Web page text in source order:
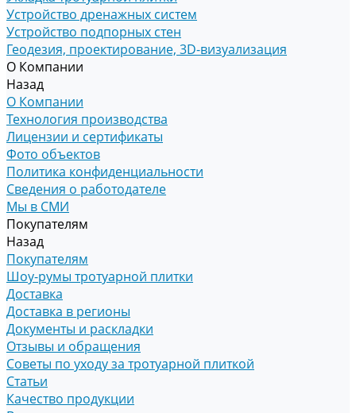
Устройство дренажных систем
Устройство подпорных стен
Геодезия, проектирование, 3D-визуализация
О Компании
Назад
О Компании
Технология производства
Лицензии и сертификаты
Фото объектов
Политика конфиденциальности
Сведения о работодателе
Мы в СМИ
Покупателям
Назад
Покупателям
Шоу-румы тротуарной плитки
Доставка
Доставка в регионы
Документы и раскладки
Отзывы и обращения
Советы по уходу за тротуарной плиткой
Статьи
Качество продукции